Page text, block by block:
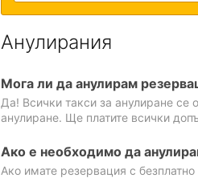
Анулирания
Мога ли да анулирам
Да! Всички такси за анулиране се
анулиране. Ще платите всички
Ако е необходимо да
Ако имате резервация с